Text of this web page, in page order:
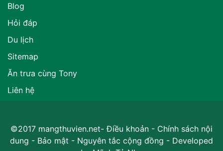
Blog
Hỏi đáp
Du lịch
Sitemap
Ăn trưa cùng Tony
Liên hệ
©2017 mangthuvien.net-Điều khoản - Chính sách nội
dung - Bảo mật - Nguyên tắc cộng đồng - Developed